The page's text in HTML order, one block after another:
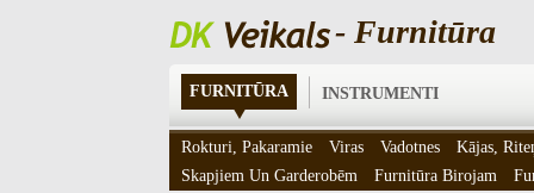
- Furnitūra
FURNITŪRA INSTRUMENTI
Rokturi, Pakaramie Viras Vadotnes Kājas,
Skapjiem Un Garderobēm
Furnitūra Birojam